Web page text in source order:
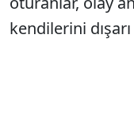
kendilerini